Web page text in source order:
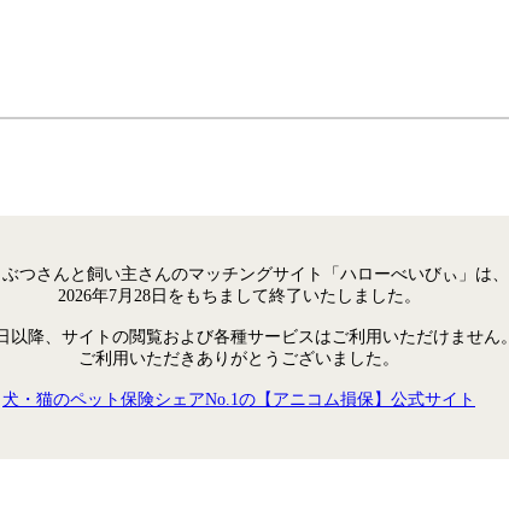
ぶつさんと飼い主さんのマッチングサイト「ハローべいびぃ」は、
2026年7月28日をもちまして終了いたしました。
以降、サイトの閲覧および各種サービスはご利用いただけません
ご利用いただきありがとうございました。
犬・猫のペット保険シェアNo.1の【アニコム損保】公式サイト